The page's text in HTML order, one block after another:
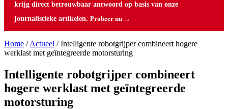
krijg direct betrouwbaar antwoord op basis van onze
journalistieke artikelen. Probeer nu →
Home /Actueel /Intelligente robotgrijper combineert hogere
werklast met geïntegreerde motorsturing
Intelligente robotgrijper combineert
hogere werklast met geïntegreerde
motorsturing